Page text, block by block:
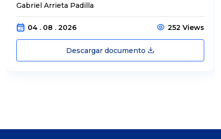
Gabriel Arrieta Padilla
04 . 08 . 2026 252 Views
Descargar documento